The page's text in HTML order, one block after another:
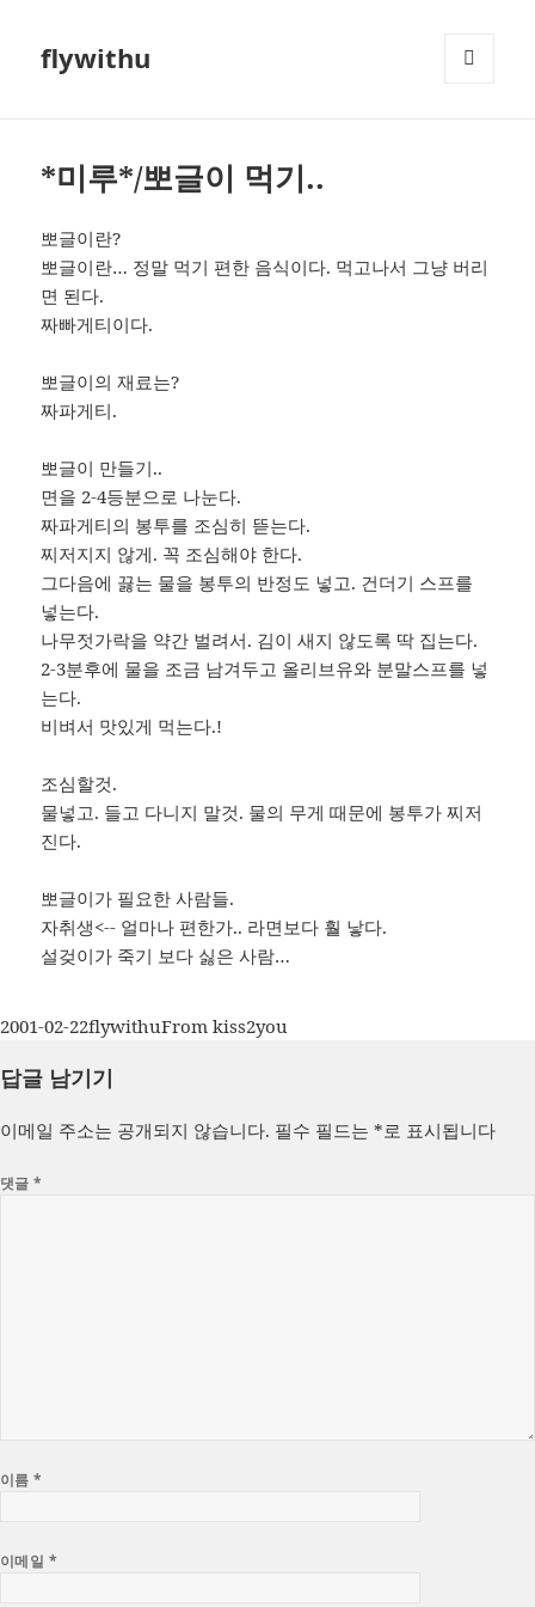
flywithu
*미루*/뽀글이 먹기..
뽀글이란?
뽀글이란… 정말 먹기 편한 음식이다. 먹고나서 그냥 버리
면 된다.
짜빠게티이다.
뽀글이의 재료는?
짜파게티.
뽀글이 만들기..
면을 2-4등분으로 나눈다.
짜파게티의 봉투를 조심히 뜯는다.
찌저지지 않게. 꼭 조심해야 한다.
그다음에 끓는 물을 봉투의 반정도 넣고. 건더기 스프를
넣는다.
나무젓가락을 약간 벌려서. 김이 새지 않도록 딱 집는다.
2-3분후에 물을 조금 남겨두고 올리브유와 분말스프를 넣
는다.
비벼서 맛있게 먹는다.!
조심할것.
물넣고. 들고 다니지 말것. 물의 무게 때문에 봉투가 찌저
진다.
뽀글이가 필요한 사람들.
자취생<-- 얼마나 편한가.. 라면보다 훨 낳다.
설겆이가 죽기 보다 싫은 사람…
작
일
2001-02-22글
이
flywithu카
From kiss2you
답글 남기기
이메일 주소는 공개되지 않습니다. 필수 필드는 *로 표시됩니다
댓글*
이름*
이메일 *